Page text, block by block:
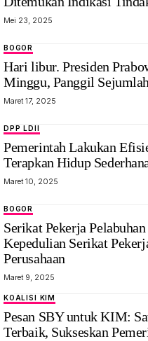
Mei 23, 2025
BOGOR
Hari libur. Presiden
Minggu, Panggil
Maret 17, 2025
DPP LDII
Pemerintah Lakukan
Terapkan Hidup
Maret 10, 2025
BOGOR
Serikat Pekerja
Kepedulian Serikat
Perusahaan
Maret 9, 2025
KOALISI KIM
Pesan SBY untuk KIM:
Terbaik, Sukseskan